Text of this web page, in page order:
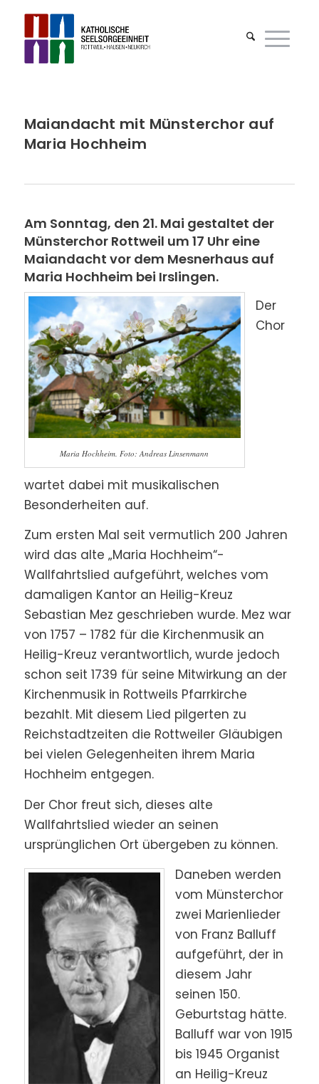
Maiandacht mit Münsterchor auf
Maria Hochheim
Am Sonntag, den 21. Mai gestaltet der
Münsterchor Rottweil um 17 Uhr eine
Maiandacht vor dem Mesnerhaus auf
Maria Hochheim bei Irslingen.
Maria Hochheim. Foto: Andreas Linsenmann
Der
Chor
wartet dabei mit musikalischen
Besonderheiten auf.
Zum ersten Mal seit vermutlich 200 Jahren
wird das alte „Maria Hochheim“-
Wallfahrtslied aufgeführt, welches vom
damaligen Kantor an Heilig-Kreuz
Sebastian Mez geschrieben wurde. Mez war
von 1757 – 1782 für die Kirchenmusik an
Heilig-Kreuz verantwortlich, wurde jedoch
schon seit 1739 für seine Mitwirkung an der
Kirchenmusik in Rottweils Pfarrkirche
bezahlt. Mit diesem Lied pilgerten zu
Reichstadtzeiten die Rottweiler Gläubigen
bei vielen Gelegenheiten ihrem Maria
Hochheim entgegen.
Der Chor freut sich, dieses alte
Wallfahrtslied wieder an seinen
ursprünglichen Ort übergeben zu können.
Daneben werden
vom Münsterchor
zwei Marienlieder
von Franz Balluff
aufgeführt, der in
diesem Jahr
seinen 150.
Geburtstag hätte.
Balluff war von 1915
bis 1945 Organist
an Heilig-Kreuz